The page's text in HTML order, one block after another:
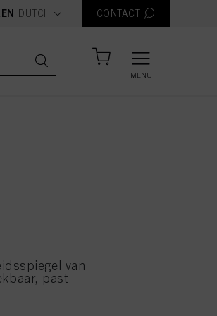
text.language
DUTCH CONTACT
MENU
van
past